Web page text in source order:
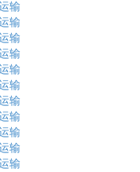
输
输
输
输
输
输
输
输
输
输
输